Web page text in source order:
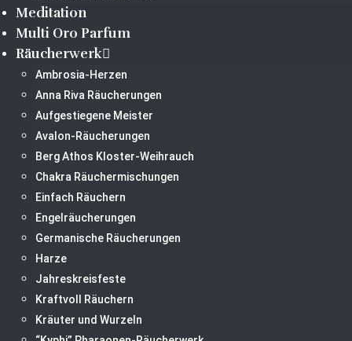
Meditation
Multi Oro Parfum
Räucherwerk
Ambrosia-Herzen
Anna Riva Räucherungen
Aufgestiegene Meister
Avalon-Räucherungen
Berg Athos Kloster-Weihrauch
Chakra Räuchermischungen
Einfach Räuchern
Engelräucherungen
Germanische Räucherungen
Harze
Jahreskreisfeste
Kraftvoll Räuchern
Kräuter und Wurzeln